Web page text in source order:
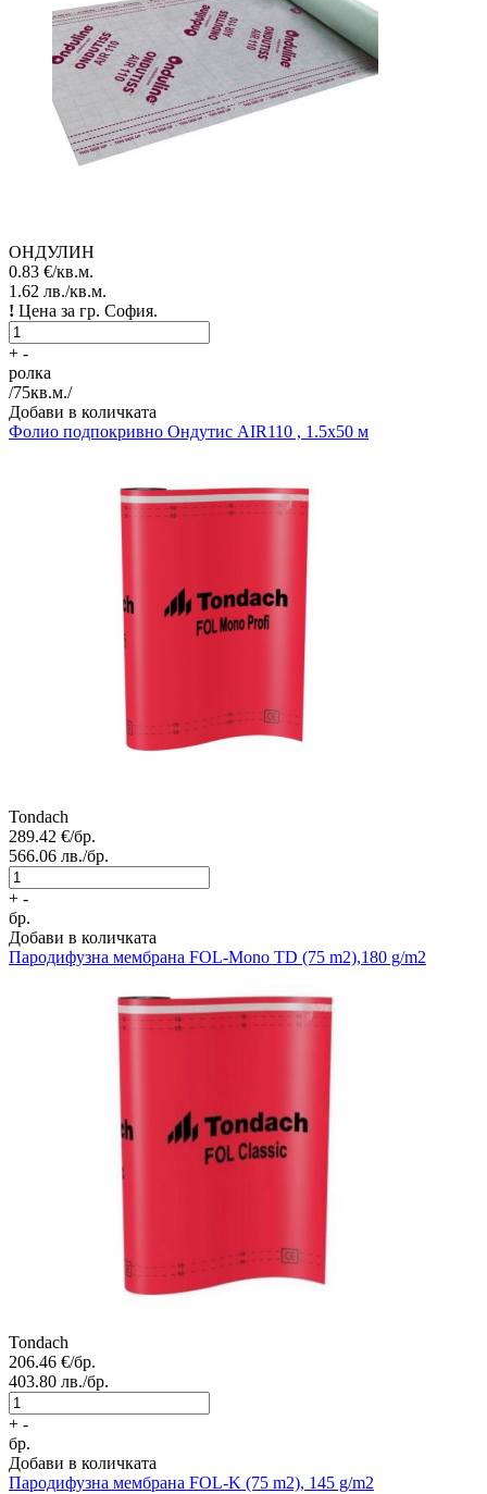
ОНДУЛИН
0.83 €/кв.м.
1.62 лв./кв.м.
! Цена за гр. София.
+ -
ролка
/75кв.м./
Добави в количката
Фолио подпокривно Ондутис AIR110 , 1.5х50 м
Tondach
289.42 €/бр.
566.06 лв./бр.
+ -
бр.
Добави в количката
Пародифузна мембрана FOL-Mono TD (75 m2),180 g/m2
Tondach
206.46 €/бр.
403.80 лв./бр.
+ -
бр.
Добави в количката
Пародифузна мембрана FOL-K (75 m2), 145 g/m2